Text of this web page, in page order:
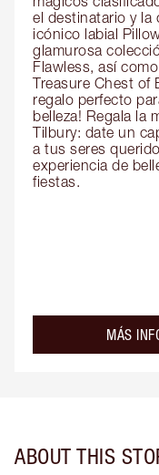
el destinatario y la
icónico labial
glamurosa
Flawless, así
Treasure Chest of
regalo perfecto
belleza! Regala la
Tilbury: date un
a tus seres
experiencia de
fiestas.
MÁS
ABOUT THIS